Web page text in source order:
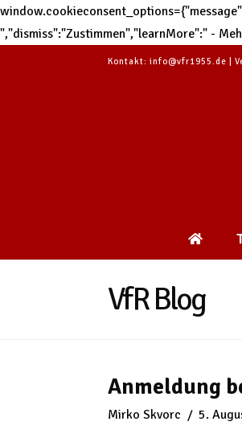
","dismiss":"Zustimmen","learnMore":" -
Kontakt: info@vfr1955.de |
VfR Blog
Anmeldung
Mirko Skvorc 5.